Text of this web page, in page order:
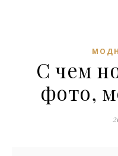
С чем
фото,